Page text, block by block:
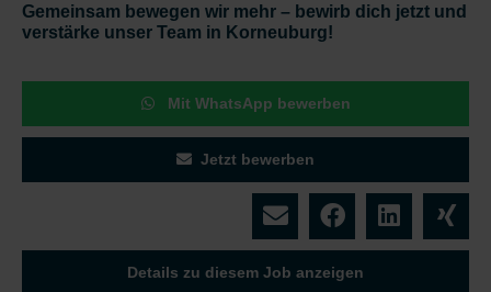
Gemeinsam bewegen wir mehr – bewirb dich jetzt und
verstärke unser Team in Korneuburg!
Mit WhatsApp bewerben
Jetzt bewerben
Details zu diesem Job anzeigen